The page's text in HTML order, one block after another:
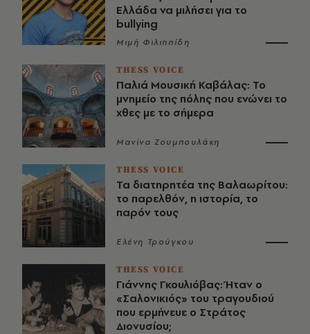
Ελλάδα να μιλήσει για το
bullying
Μιμή Φιλιππίδη
THESS VOICE
Παλιά Μουσική Καβάλας: Το
μνημείο της πόλης που ενώνει το
χθες με το σήμερα
Μανίνα Ζουμπουλάκη
THESS VOICE
Τα διατηρητέα της Βαλαωρίτου:
το παρελθόν, η ιστορία, το
παρόν τους
Ελένη Τρούγκου
THESS VOICE
Γιάννης Γκουλιόβας: Ήταν ο
«Σαλονικιός» του τραγουδιού
που ερμήνευε ο Στράτος
Διονυσίου;